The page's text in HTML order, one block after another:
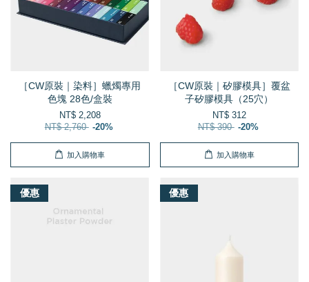
［CW原裝｜染料］蠟燭專用
色塊 28色/盒裝
NT$ 2,208
NT$ 2,760 -20%
加入購物車
［CW原裝｜矽膠模具］覆盆
子矽膠模具（25穴）
NT$ 312
NT$ 390 -20%
加入購物車
優惠 優惠